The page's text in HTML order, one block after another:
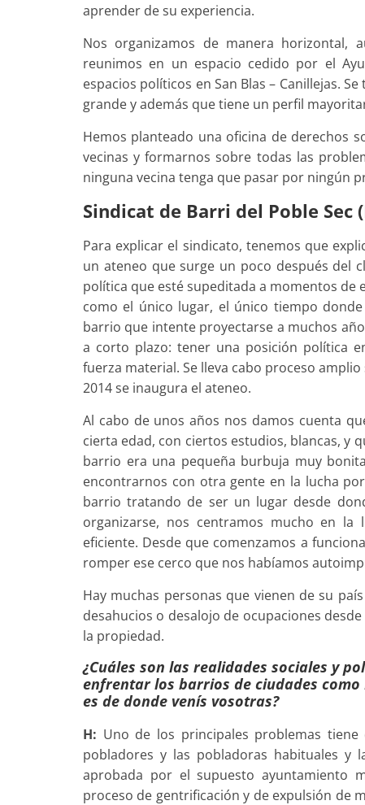
aprender de su experiencia.
Nos organizamos de manera horizontal,
reunimos en un espacio cedido por el
espacios políticos en San Blas – Canillejas.
grande y además que tiene un perfil
Hemos planteado una oficina de derechos
vecinas y formarnos sobre todas las
ninguna vecina tenga que pasar por ningún
Sindicat de Barri del Poble Sec
Para explicar el sindicato, tenemos que
un ateneo que surge un poco después del
política que esté supeditada a momentos de
como el único lugar, el único tiempo
barrio que intente proyectarse a muchos
a corto plazo: tener una posición política
fuerza material. Se lleva cabo proceso
2014 se inaugura el ateneo.
Al cabo de unos años nos damos cuenta
cierta edad, con ciertos estudios, blancas, y
barrio era una pequeña burbuja muy
encontrarnos con otra gente en la lucha
barrio tratando de ser un lugar desde
organizarse, nos centramos mucho en
eficiente. Desde que comenzamos a
romper ese cerco que nos habíamos
Hay muchas personas que vienen de su
desahucios o desalojo de ocupaciones
la propiedad.
¿Cuáles son las realidades sociales y
enfrentar los barrios de ciudades
es de donde venís vosotras?
H: Uno de los principales problemas
pobladores y las pobladoras habituales y
aprobada por el supuesto ayuntamiento
proceso de gentrificación y de expulsión de